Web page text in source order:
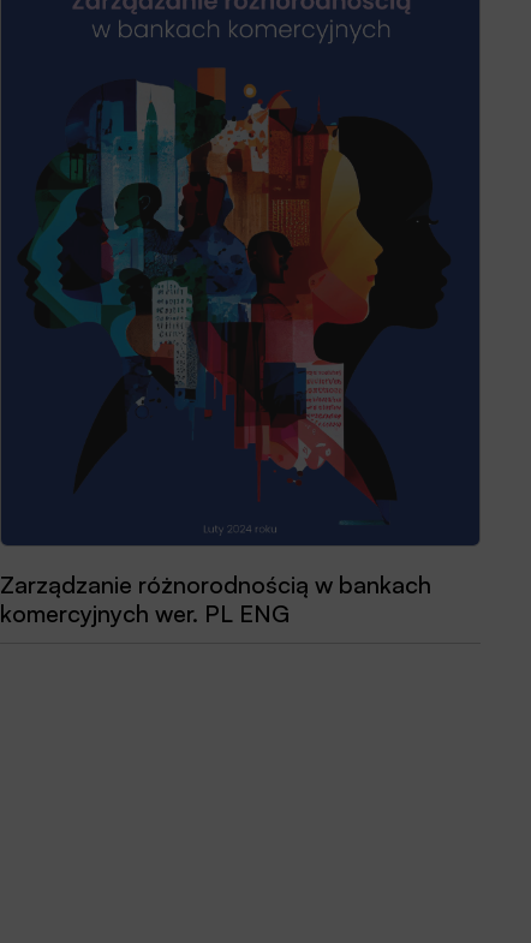
Zarządzanie różnorodnością w bankach
komercyjnych wer. PL ENG
Przewodnik dobrych praktyk 2025